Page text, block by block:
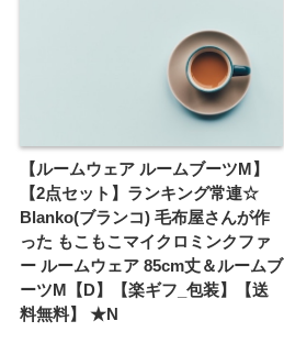
【ルームウェア ルームブーツM】
【2点セット】ランキング常連☆
Blanko(ブランコ) 毛布屋さんが作
った もこもこマイクロミンクファ
ー ルームウェア 85cm丈＆ルームブ
ーツM【D】【楽ギフ_包装】【送
料無料】 ★N